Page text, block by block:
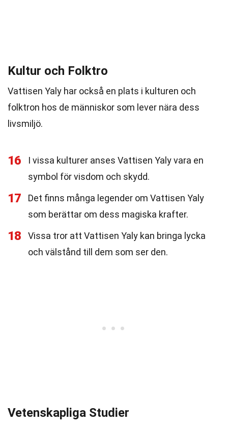
Kultur och Folktro
Vattisen Yaly har också en plats i kulturen och
folktron hos de människor som lever nära dess
livsmiljö.
16
I vissa kulturer anses Vattisen Yaly vara en
symbol för visdom och skydd.
17
Det finns många legender om Vattisen Yaly
som berättar om dess magiska krafter.
18
Vissa tror att Vattisen Yaly kan bringa lycka
och välstånd till dem som ser den.
Vetenskapliga Studier